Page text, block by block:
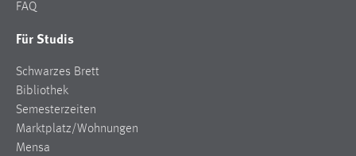
FAQ
Für Studis
Schwarzes Brett
Bibliothek
Semesterzeiten
Marktplatz/Wohnungen
Mensa